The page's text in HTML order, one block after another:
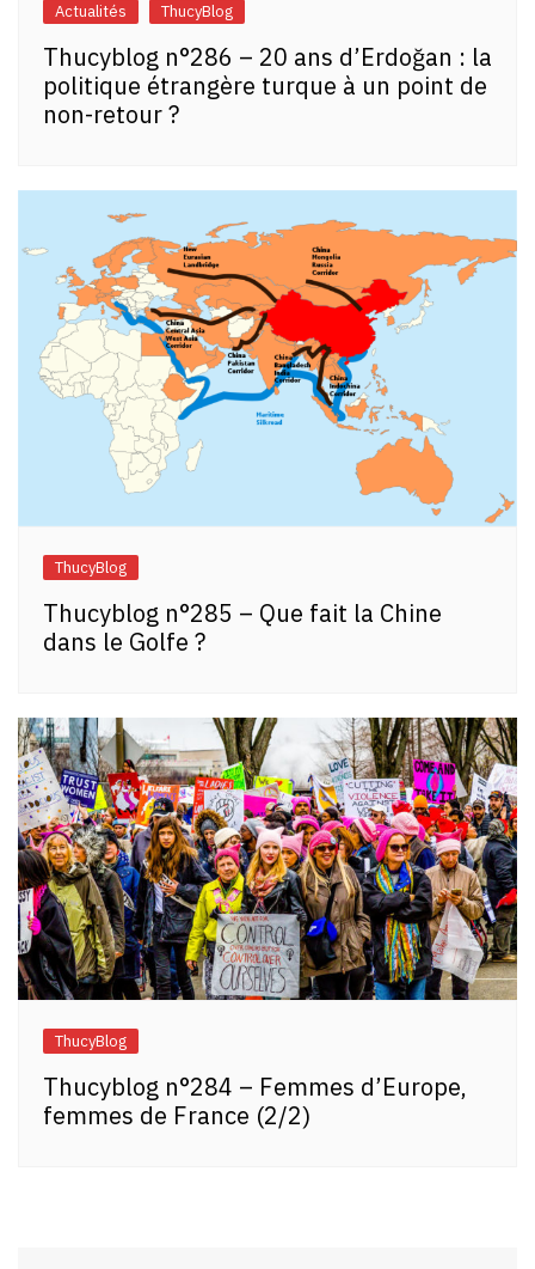
Actualités ThucyBlog
Thucyblog n°286 – 20 ans d’Erdoğan : la
politique étrangère turque à un point de
non-retour ?
ThucyBlog
Thucyblog n°285 – Que fait la Chine
dans le Golfe ?
ThucyBlog
Thucyblog n°284 – Femmes d’Europe,
femmes de France (2/2)